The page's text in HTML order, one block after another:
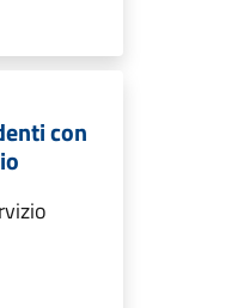
con